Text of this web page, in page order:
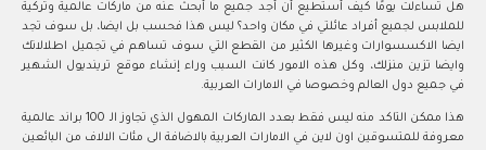
هل تساءلت يومًا كيف أستطيع أن أجد جميع ما أبحث عنه من ماركات عالمية وتركية
للملابس لجميع أفراد عائلتي في مكان واحد؟ ليس هذا فحسب بل ايضا، بل سوف تجد
ايضا الاكسسوارات وغيرها الكثير من القطع التي سوف تساهم في تجميل اطلالاتك
وايضا تزين منزلك، وكل هذه الامور كانت السبب وراء إنشاء موقع ترينديول الشهير
في جميع دول العالم وخصوصا في الامارات العربية.
هذا ممكن التاكد منه ليس فقط بعدد الماركات المهول الذي تجاوز الـ 100 براند عالمية
معروفة للمتسوقين اون لاين في الامارات العربية بالاضافة الى مئات الالاف من البائعين